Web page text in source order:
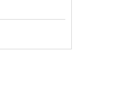
Canaria (BULPGC)